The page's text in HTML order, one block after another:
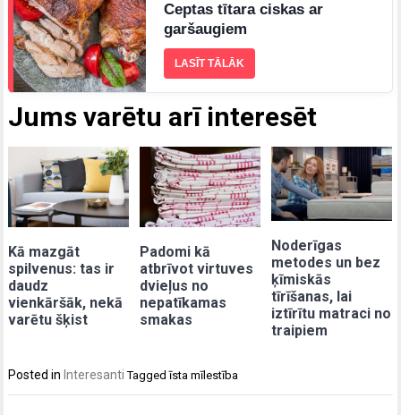
Jums varētu arī interesēt
Kā mazgāt
spilvenus: tas ir
daudz
vienkāršāk, nekā
varētu šķist
Padomi kā
atbrīvot virtuves
dvieļus no
nepatīkamas
smakas
Noderīgas
metodes un bez
ķīmiskās
tīrīšanas, lai
iztīrītu matraci no
traipiem
Ceptas tītara ciskas ar
garšaugiem
LASĪT TĀLĀK
Posted in Interesanti Taggedīsta mīlestība